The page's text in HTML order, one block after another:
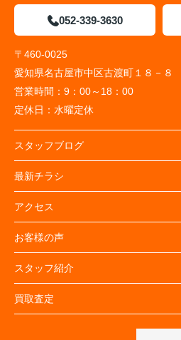
052-339-3630
〒460-0025
愛知県名古屋市中区古渡町１８－８
営業時間： 9：00～18：00
定休日： 水曜定休
スタッフブログ
最新チラシ
アクセス
お客様の声
スタッフ紹介
買取査定